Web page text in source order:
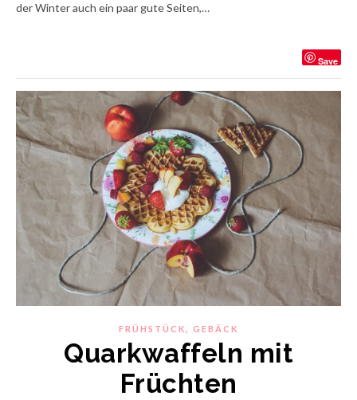
der Winter auch ein paar gute Seiten,…
Save
FRÜHSTÜCK, GEBÄCK
Quarkwaffeln mit
Früchten